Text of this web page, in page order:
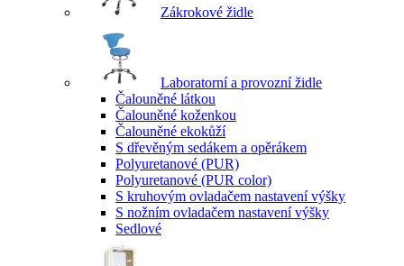
Zákrokové židle
Laboratorní a provozní židle
Čalouněné látkou
Čalouněné koženkou
Čalouněné ekokůží
S dřevěným sedákem a opěrákem
Polyuretanové (PUR)
Polyuretanové (PUR color)
S kruhovým ovladačem nastavení výšky
S nožním ovladačem nastavení výšky
Sedlové